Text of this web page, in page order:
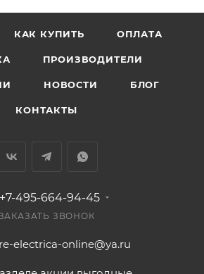
КАК КУПИТЬ ОПЛАТА
ПРОИЗВОДИТЕЛИ
НОВОСТИ БЛОГ
КОНТАКТЫ
+7-495-664-94-45
ЗВОНОК
electrica-online@ya.ru